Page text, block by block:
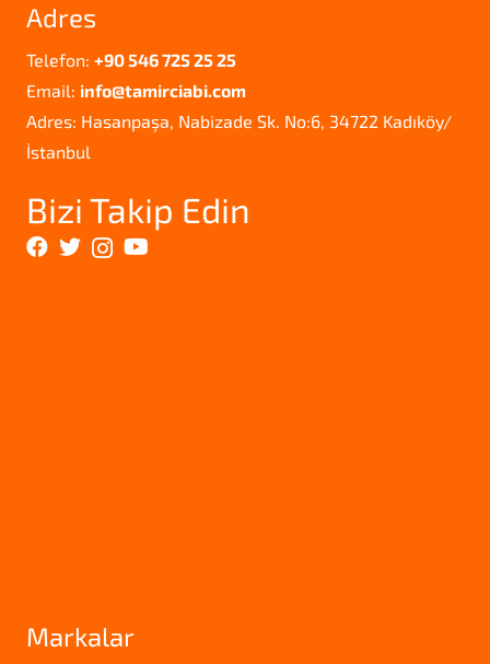
Adres
Telefon: +90 546 725 25 25
Email: info@tamirciabi.com
Adres: Hasanpaşa, Nabizade Sk. No:6, 34722 Kadıköy/
İstanbul
Bizi Takip Edin
Markalar